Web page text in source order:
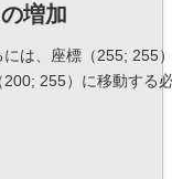
増加
は、座標（255; 255
255）に移動する